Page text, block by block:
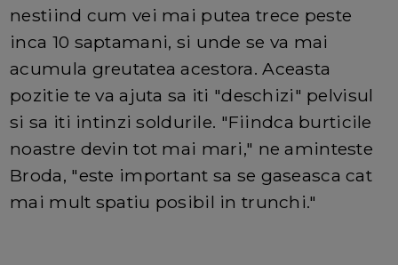
nestiind cum vei mai putea trece peste
inca 10 saptamani, si unde se va mai
acumula greutatea acestora. Aceasta
pozitie te va ajuta sa iti "deschizi" pelvisul
si sa iti intinzi soldurile. "Fiindca burticile
noastre devin tot mai mari," ne aminteste
Broda, "este important sa se gaseasca cat
mai mult spatiu posibil in trunchi."